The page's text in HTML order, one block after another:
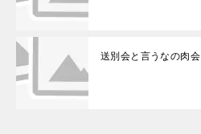
送別会と言うなの肉会